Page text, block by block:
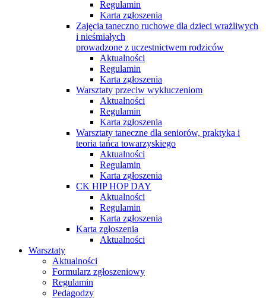
Regulamin
Karta zgłoszenia
Zajęcia taneczno ruchowe dla dzieci wrażliwych
i nieśmiałych
prowadzone z uczestnictwem rodziców
Aktualności
Regulamin
Karta zgłoszenia
Warsztaty przeciw wykluczeniom
Aktualności
Regulamin
Karta zgłoszenia
Warsztaty taneczne dla seniorów, praktyka i
teoria tańca towarzyskiego
Aktualności
Regulamin
Karta zgłoszenia
CK HIP HOP DAY
Aktualności
Regulamin
Karta zgłoszenia
Karta zgłoszenia
Aktualności
Warsztaty
Aktualności
Formularz zgłoszeniowy
Regulamin
Pedagodzy